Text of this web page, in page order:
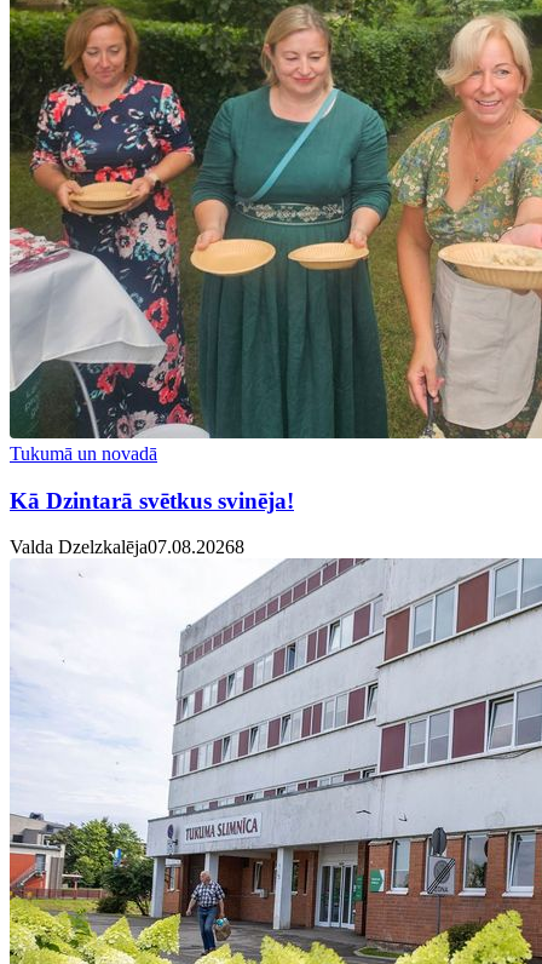
Tukumā un novadā
Kā Dzintarā svētkus svinēja!
Valda Dzelzkalēja07.08.20268